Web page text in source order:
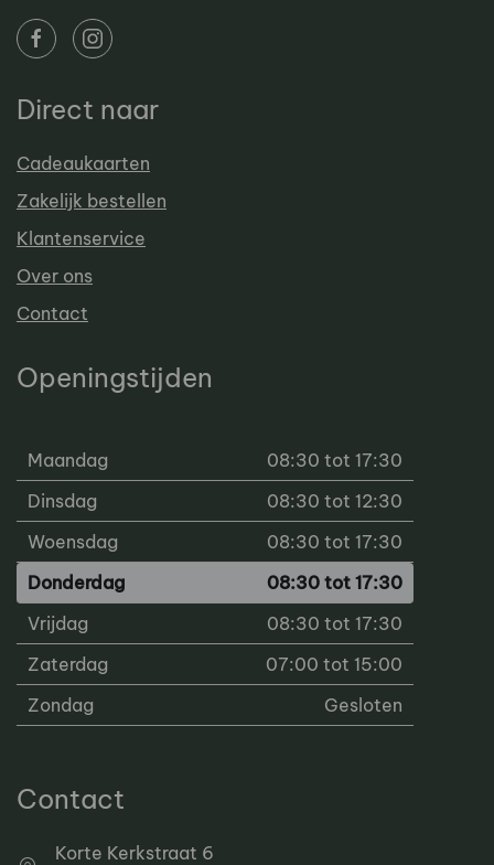
Direct naar
Cadeaukaarten
Zakelijk bestellen
Klantenservice
Over ons
Contact
Openingstijden
Maandag
08:30 tot 17:30
Dinsdag
08:30 tot 12:30
Woensdag
08:30 tot 17:30
Donderdag
08:30 tot 17:30
Vrijdag
08:30 tot 17:30
Zaterdag
07:00 tot 15:00
Zondag
Gesloten
Contact
Korte Kerkstraat 6